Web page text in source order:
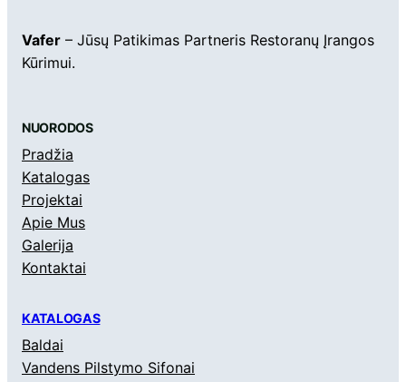
Vafer – Jūsų Patikimas Partneris Restoranų Įrangos
Kūrimui.
NUORODOS
Pradžia
Katalogas
Projektai
Apie Mus
Galerija
Kontaktai
KATALOGAS
Baldai
Vandens Pilstymo Sifonai